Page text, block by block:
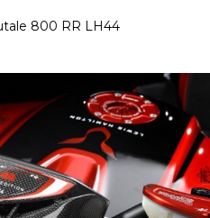
800 RR LH44